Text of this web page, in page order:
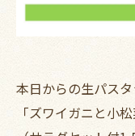
本日からの生パス
「ズワイガニと小